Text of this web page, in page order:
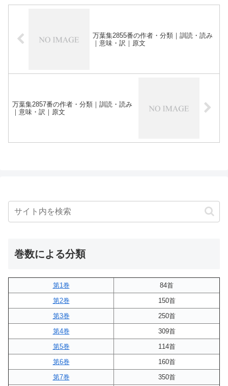
万葉集2855番の作者・分類｜訓読・読み
｜意味・訳｜原文
万葉集2857番の作者・分類｜訓読・読み
｜意味・訳｜原文
巻数による分類
第1巻
84首
第2巻
150首
第3巻
250首
第4巻
309首
第5巻
114首
第6巻
160首
第7巻
350首